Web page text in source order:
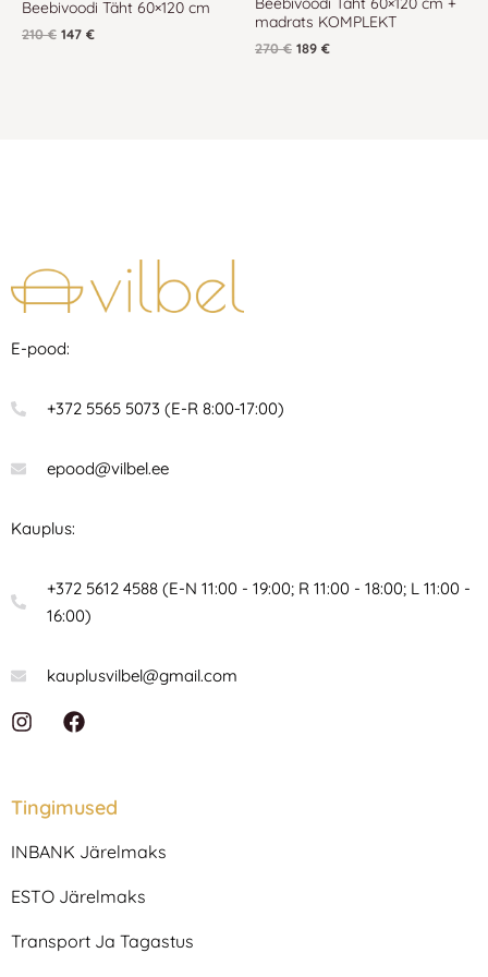
Beebivoodi Täht 60×120 cm
210€ 147 €
madrats KOMPLEKT
270€ 189 €
E-pood:
+372 5565 5073 (E-R 8:00-17:00)
epood@vilbel.ee
Kauplus:
+372 5612 4588 (E-N 11:00 - 19:00; R 11:00 - 18:00; L 11:00 -
16:00)
kauplusvilbel@gmail.com
I
a
r
m
F
b
o
Tingimused
INBANK Järelmaks
ESTO Järelmaks
Transport Ja Tagastus